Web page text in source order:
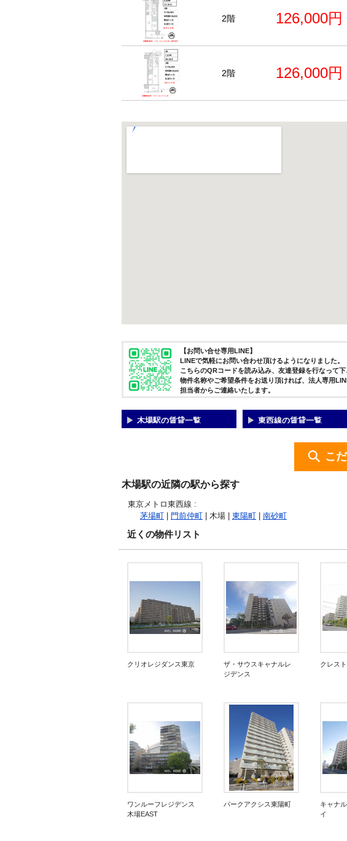
2階 126,000円
2階 126,000円
【お問い合せ専用LINE】
LINEで気軽にお問い合わせ頂けるようになりました。
こちらのQRコードを読み込み、友達登録を行なって下
物件名称やご希望条件をお送り頂ければ、法人専用
担当者からご連絡いたします。
木場駅の賃貸一覧 東西線の賃貸一覧
こ
木場駅の近隣の駅から探す
東京メトロ東西線 :
茅場町
門前仲町 | 木場 | 東陽町 南砂町
近くの物件リスト
クリオレジダンス東京
ザ・サウスキャナルレ
ジデンス
クレス
ワンルーフレジデンス
木場EAST
パークアクシス東陽町
キャナ
イ